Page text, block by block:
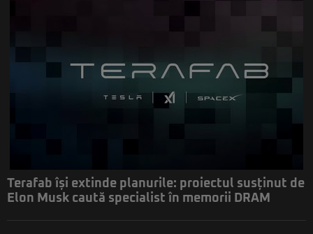
Terafab își extinde planurile: proiectul susținut de
Elon Musk caută specialist în memorii DRAM